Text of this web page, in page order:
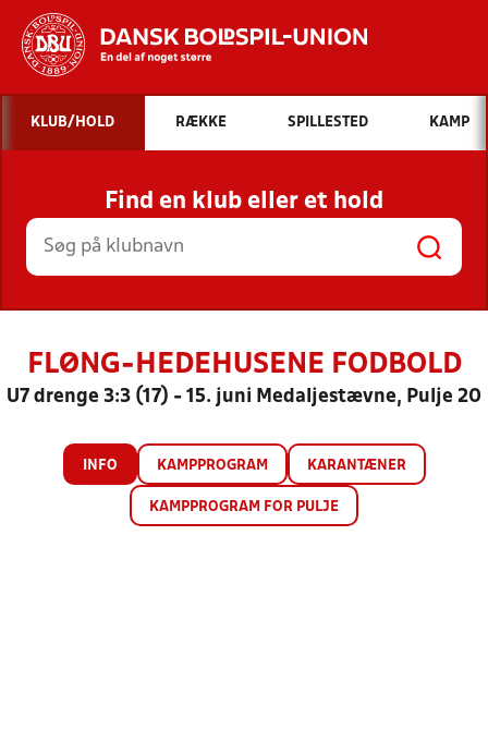
Hvad vil du søge efter?
INDHOLD OG NYHEDER
STILLINGER, RESULTATER, KLUBBER OG
HOLD
KLUB/HOLD RÆKKE SPILLESTED KAMP
Find en klub eller et hold
FLØNG-HEDEHUSENE FODBOLD
U7 drenge 3:3 (17) - 15. juni Medaljestævne, Pulje 20
INFO KAMPPROGRAM KARANTÆNER
KAMPPROGRAM FOR PULJE